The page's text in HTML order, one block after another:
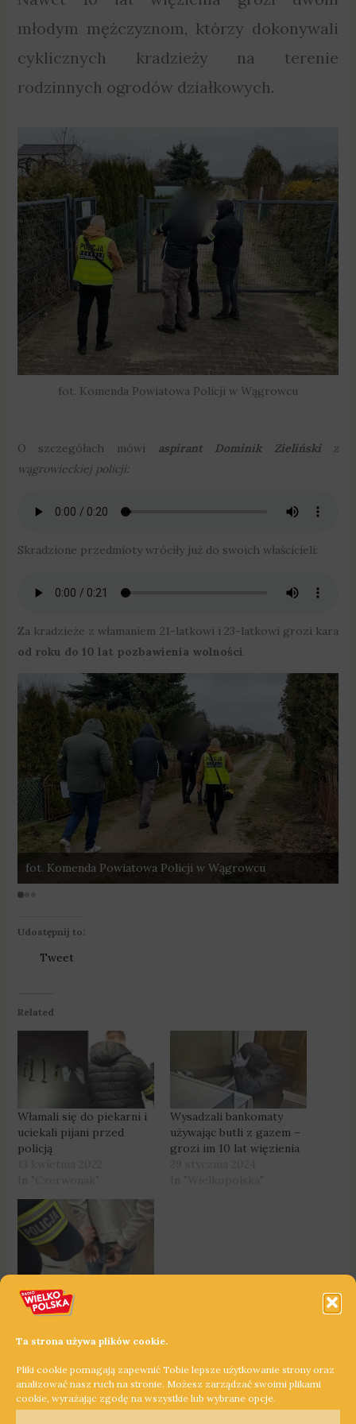
Ta strona używa plików cookie.
Pliki cookie pomagają zapewnić Tobie lepsze użytkowanie strony oraz
analizować nasz ruch na stronie. Możesz zarządzać swoimi plikami
cookie, wyrażając zgodę na wszystkie lub wybrane opcje.
młodym mężczyznom, którzy dokonywali
cyklicznych kradzieży na terenie
rodzinnych ogrodów działkowych.
fot. Komenda Powiatowa Policji w Wągrowcu
O szczegółach mówi aspirant Dominik Zielińskiz
wągrowieckiej policji:
Skradzione przedmioty wróciły już do swoich właścicieli:
Za kradzieże z włamaniem 21-latkowi i 23-latkowi grozi kara
od roku do 10 lat pozbawienia wolności.
fot. Komenda Powiatowa Policji w Wągrowcu
Udostępnij to:
Tweet
Related
Włamali się do piekarni i
uciekali pijani przed
policją
Wysadzali bankomaty
używając butli z gazem –
grozi im 10 lat więzienia
Czerpali korzyści z
nierządu – grozi im 5 lat
więzienia
In "Wielkopolska"